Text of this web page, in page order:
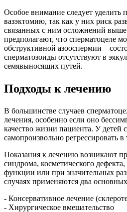
Особое внимание следует уделить
вазэктомию, так как у них риск
связанных с ним осложнений
предполагают, что сперматоцеле
обструктивной азооспермии –
сперматозоиды отсутствуют в
семявыносящих путей.
Подходы к лечению
В большинстве случаев
лечения, особенно если оно
качество жизни пациента. У детей
самопроизвольно регрессировать в
Показания к лечению возникают
синдрома, косметического
функции или при значительных
случаях применяются два
- Консервативное лечение
- Хирургическое вмешательство